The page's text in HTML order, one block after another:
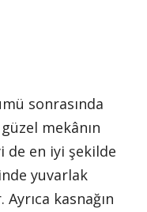
sonrasında
mekânın
de en iyi şekilde
yuvarlak
kasnağın